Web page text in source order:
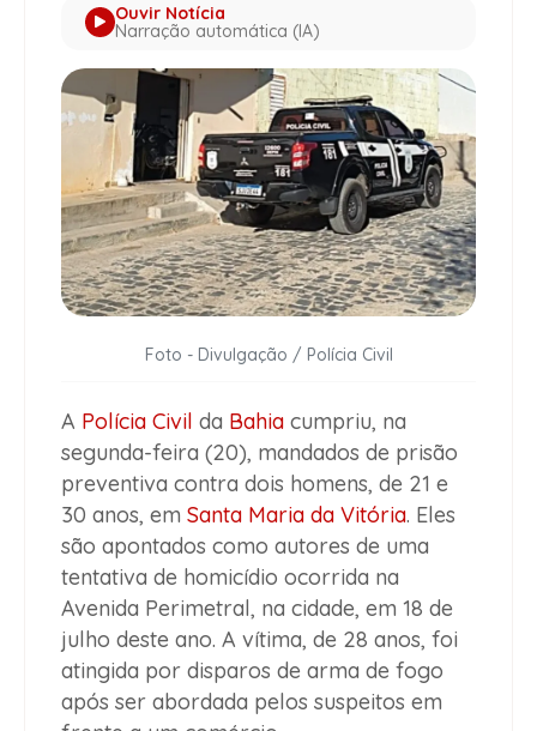
Ouvir Notícia
Narração automática (IA)
Foto - Divulgação / Polícia Civil
A Polícia Civil da Bahia cumpriu, na
segunda-feira (20), mandados de prisão
preventiva contra dois homens, de 21 e
30 anos, em Santa Maria da Vitória. Eles
são apontados como autores de uma
tentativa de homicídio ocorrida na
Avenida Perimetral, na cidade, em 18 de
julho deste ano. A vítima, de 28 anos, foi
atingida por disparos de arma de fogo
após ser abordada pelos suspeitos em